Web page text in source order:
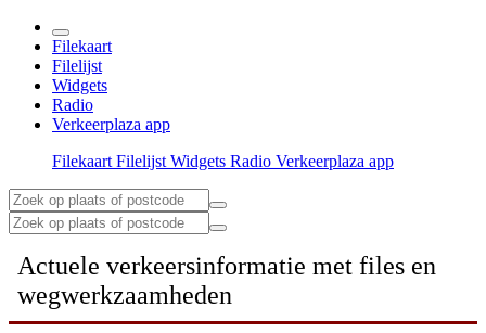
Filekaart
Filelijst
Widgets
Radio
Verkeerplaza app
Filekaart Filelijst Widgets Radio Verkeerplaza app
Actuele verkeersinformatie met files en
wegwerkzaamheden